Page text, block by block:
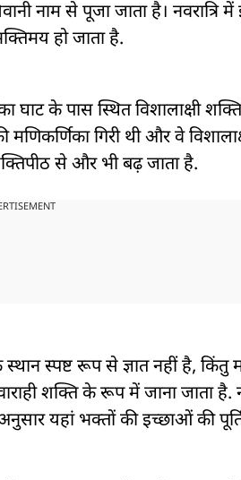
नाम से पूजा जाता है। नवरात्रि
हो जाता है.
घाट के पास स्थित विशालाक्षी
मणिकर्णिका गिरी थी और वे
से और भी बढ़ जाता है.
स्पष्ट रूप से ज्ञात नहीं है, किंतु
शक्ति के रूप में जाना जाता है.
यहां भक्तों की इच्छाओं की